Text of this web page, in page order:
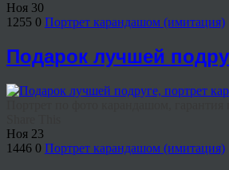
Ноя 30
1255 0 Портрет карандашом (имитация)
Подарок лучшей
Ноя 23
1446 0 Портрет карандашом (имитация)